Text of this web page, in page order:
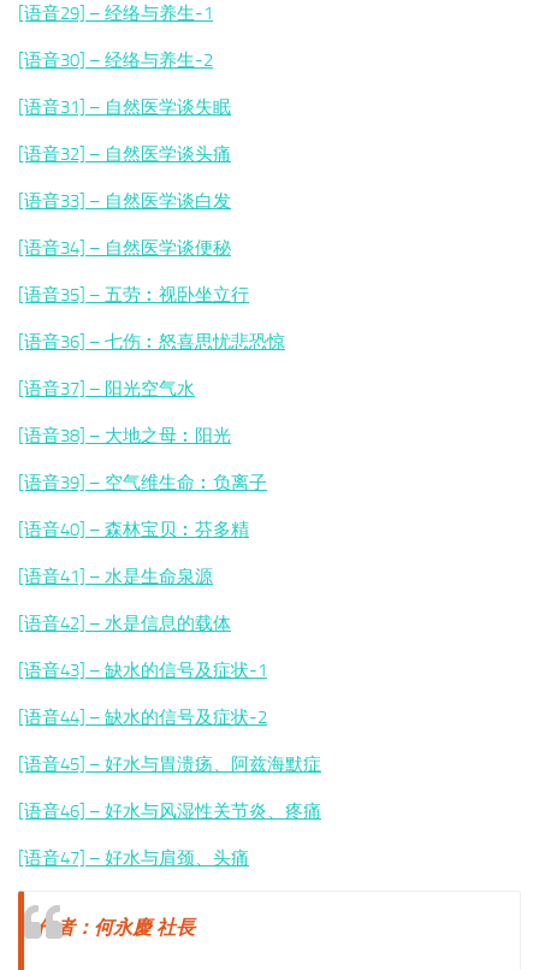
[语音29] – 经络与养生-1
[语音30] – 经络与养生-2
[语音31] – 自然医学谈失眠
[语音32] – 自然医学谈头痛
[语音33] – 自然医学谈白发
[语音34] – 自然医学谈便秘
[语音35] – 五劳︰视卧坐立行
[语音36] – 七伤︰怒喜思忧悲恐惊
[语音37] – 阳光空气水
[语音38] – 大地之母︰阳光
[语音39] – 空气维生命︰ 负离子
[语音40] – 森林宝贝︰芬多精
[语音41] – 水是生命泉源
[语音42] – 水是信息的载体
[语音43] – 缺水的信号及症状-1
[语音44] – 缺水的信号及症状-2
[语音45] – 好水与胃溃疡、阿兹海默症
[语音46] – 好水与风湿性关节炎、疼痛
[语音47] – 好水与肩颈、头痛
作者：何永慶 社長